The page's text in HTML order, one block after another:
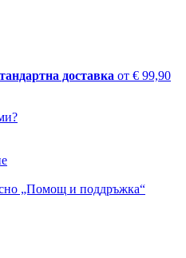
доставка от € 99,90
„Помощ и поддръжка“